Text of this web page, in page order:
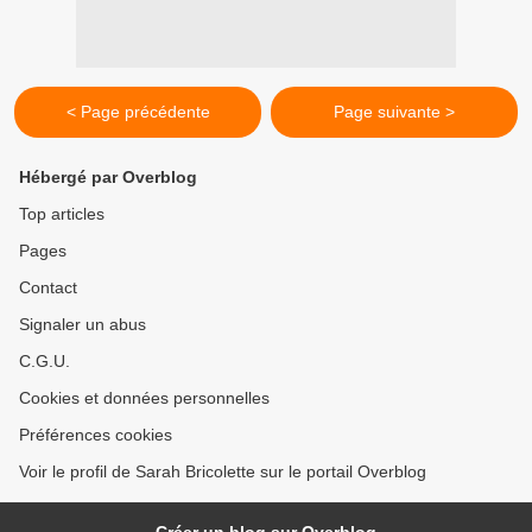
< Page précédente Page suivante >
Hébergé par Overblog
Top articles
Pages
Contact
Signaler un abus
C.G.U.
Cookies et données personnelles
Préférences cookies
Voir le profil de Sarah Bricolette sur le portail Overblog